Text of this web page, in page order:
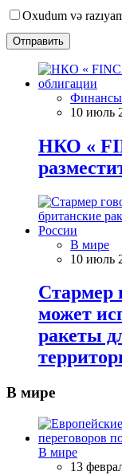
Oxudum və
Отправить
Финансы
10 июль
НКО «
В мире
10 июль
Стармер
может
ракеты
В мире
В мире
13